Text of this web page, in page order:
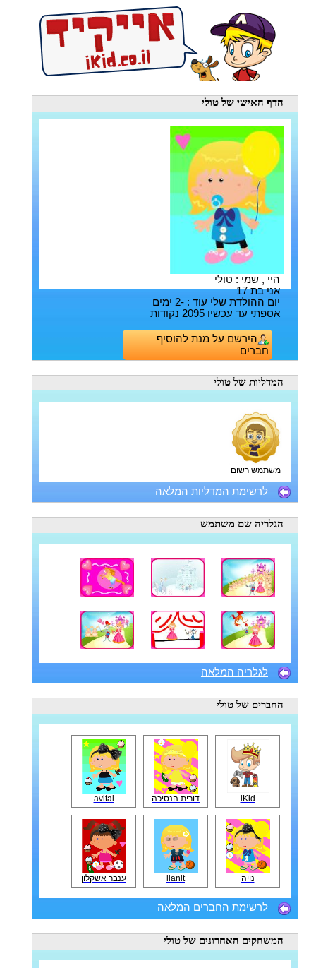
הדף האישי של טולי
היי , שמי : טולי
אני בת 17
יום ההולדת שלי עוד : -2 ימים
אספתי עד עכשיו 2095 נקודות
הירשם על מנת להוסיף
חברים
המדליות של טולי
משתמש רשום
לרשימת המדליות המלאה
הגלריה שם משתמש
לגלריה המלאה
החברים של טולי
iKid דורית הנסיכה avital
נויה ilanit ענבר אשקלון
לרשימת החברים המלאה
המשחקים האחרונים של טולי